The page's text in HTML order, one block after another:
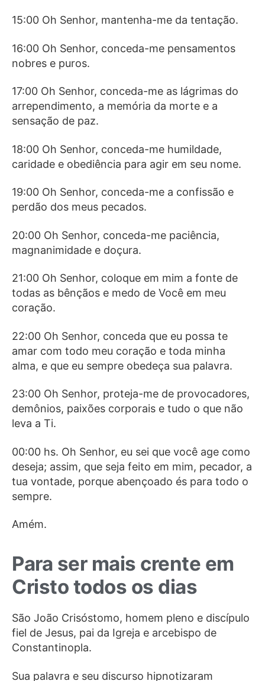
15:00 Oh Senhor, mantenha-me da tentação.
16:00 Oh Senhor, conceda-me pensamentos
nobres e puros.
17:00 Oh Senhor, conceda-me as lágrimas do
arrependimento, a memória da morte e a
sensação de paz.
18:00 Oh Senhor, conceda-me humildade,
caridade e obediência para agir em seu nome.
19:00 Oh Senhor, conceda-me a confissão e
perdão dos meus pecados.
20:00 Oh Senhor, conceda-me paciência,
magnanimidade e doçura.
21:00 Oh Senhor, coloque em mim a fonte de
todas as bênçãos e medo de Você em meu
coração.
22:00 Oh Senhor, conceda que eu possa te
amar com todo meu coração e toda minha
alma, e que eu sempre obedeça sua palavra.
23:00 Oh Senhor, proteja-me de provocadores,
demônios, paixões corporais e tudo o que não
leva a Ti.
00:00 hs. Oh Senhor, eu sei que você age como
deseja; assim, que seja feito em mim, pecador, a
tua vontade, porque abençoado és para todo o
sempre.
Amém.
Para ser mais crente em
Cristo todos os dias
São João Crisóstomo, homem pleno e discípulo
fiel de Jesus, pai da Igreja e arcebispo de
Constantinopla.
Sua palavra e seu discurso hipnotizaram